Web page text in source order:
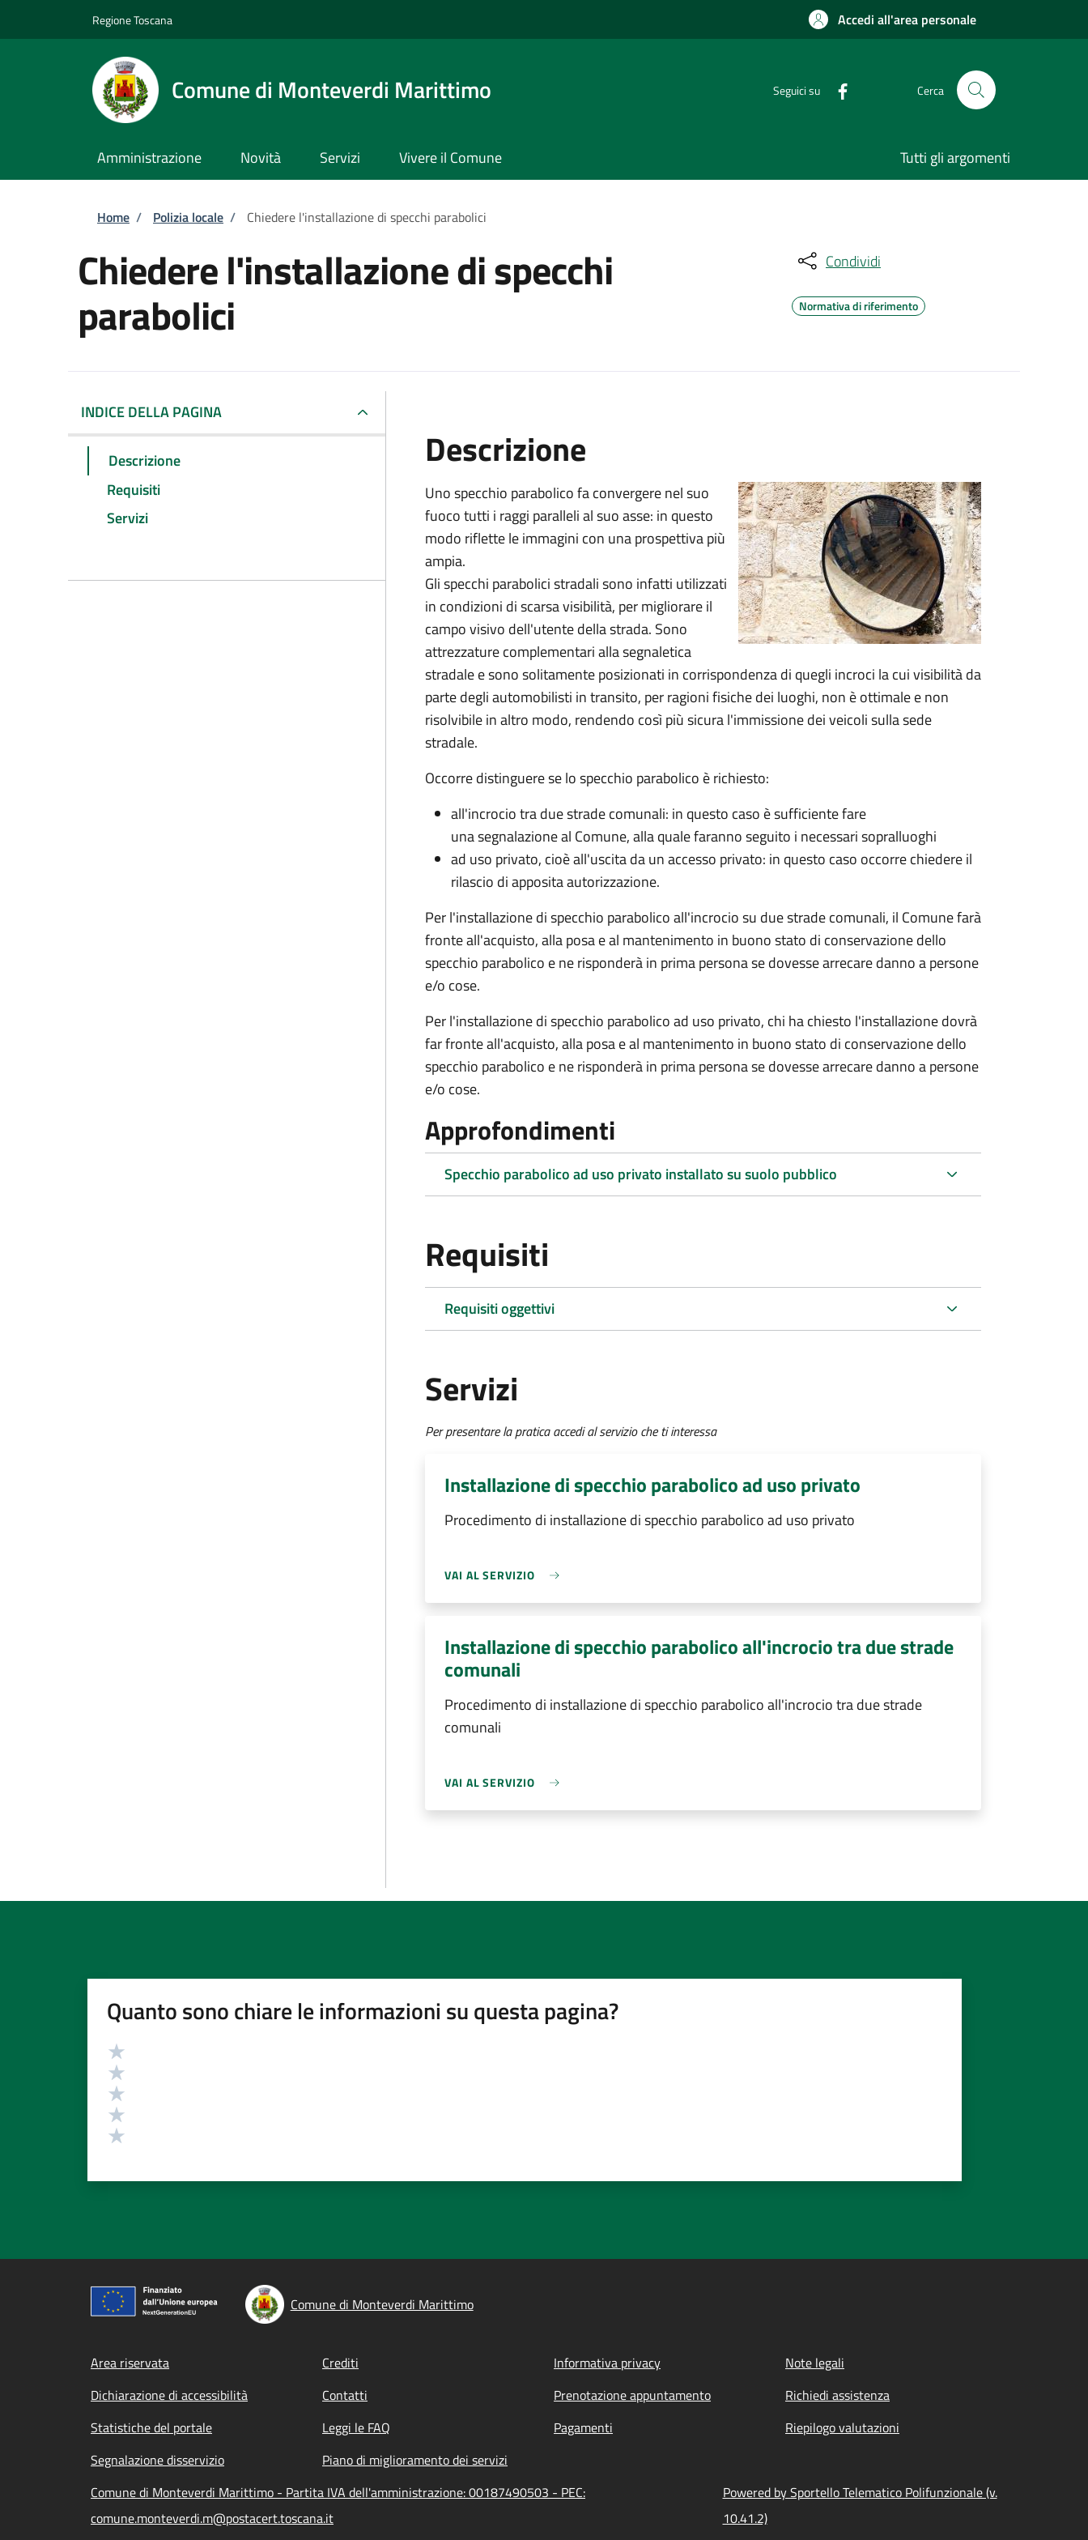
Regione Toscana Accedi all'area personale
Comune di Monteverdi Marittimo Seguici su Cerca
Amministrazione Novità Servizi Vivere il Comune Tutti gli argomenti
Briciole di pane
Home / Polizia locale / Chiedere l'installazione di specchi parabolici
Chiedere l'installazione di specchi
parabolici
Condividi
Normativa di riferimento
INDICE DELLA PAGINA
Descrizione
Requisiti
Servizi
Descrizione
Uno specchio parabolico fa convergere nel suo
fuoco tutti i raggi paralleli al suo asse: in questo
modo riflette le immagini con una prospettiva più
ampia.
Gli specchi parabolici stradali sono infatti utilizzati
in condizioni di scarsa visibilità, per migliorare il
campo visivo dell'utente della strada. Sono
attrezzature complementari alla segnaletica
stradale e sono solitamente posizionati in corrispondenza di quegli incroci la cui visibilità da
parte degli automobilisti in transito, per ragioni fisiche dei luoghi, non è ottimale e non
risolvibile in altro modo, rendendo così più sicura l'immissione dei veicoli sulla sede
stradale.
Occorre distinguere se lo specchio parabolico è richiesto:
all'incrocio tra due strade comunali: in questo caso è sufficiente fare
una segnalazione al Comune, alla quale faranno seguito i necessari sopralluoghi
ad uso privato, cioè all'uscita da un accesso privato: in questo caso occorre chiedere il
rilascio di apposita autorizzazione.
Per l'installazione di specchio parabolico all'incrocio su due strade comunali, il Comune farà
fronte all'acquisto, alla posa e al mantenimento in buono stato di conservazione dello
specchio parabolico e ne risponderà in prima persona se dovesse arrecare danno a persone
e/o cose.
Per l'installazione di specchio parabolico ad uso privato, chi ha chiesto l'installazione dovrà
far fronte all'acquisto, alla posa e al mantenimento in buono stato di conservazione dello
specchio parabolico e ne risponderà in prima persona se dovesse arrecare danno a persone
e/o cose.
Approfondimenti
Specchio parabolico ad uso privato installato su suolo pubblico
Requisiti
Requisiti oggettivi
Servizi
Per presentare la pratica accedi al servizio che ti interessa
Installazione di specchio parabolico ad uso privato
Procedimento di installazione di specchio parabolico ad uso privato
VAI AL SERVIZIO
Installazione di specchio parabolico all'incrocio tra due strade
comunali
Procedimento di installazione di specchio parabolico all'incrocio tra due strade
comunali
VAI AL SERVIZIO
Quanto sono chiare le informazioni su questa pagina?
Valutazione
Comune di Monteverdi Marittimo
Footer menu
Area riservata Crediti Informativa privacy
Note legali
Dichiarazione di accessibilità
Contatti Prenotazione appuntamento
Richiedi assistenza
Statistiche del portale
Leggi le FAQ Pagamenti
Riepilogo valutazioni
Segnalazione disservizio
Piano di miglioramento dei servizi
Comune di Monteverdi Marittimo - Partita IVA dell'amministrazione: 00187490503 - PEC:
comune.monteverdi.m@postacert.toscana.it
Powered by Sportello Telematico Polifunzionale (v.
10.41.2)